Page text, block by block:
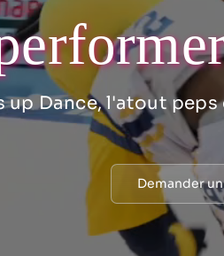
up Dance, l'atout
Demander